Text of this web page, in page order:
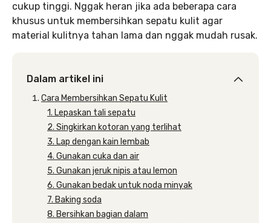
cukup tinggi. Nggak heran jika ada beberapa cara
khusus untuk membersihkan sepatu kulit agar
material kulitnya tahan lama dan nggak mudah rusak.
Dalam artikel ini
Cara Membersihkan Sepatu Kulit
1. Lepaskan tali sepatu
2. Singkirkan kotoran yang terlihat
3. Lap dengan kain lembab
4. Gunakan cuka dan air
5. Gunakan jeruk nipis atau lemon
6. Gunakan bedak untuk noda minyak
7. Baking soda
8. Bersihkan bagian dalam